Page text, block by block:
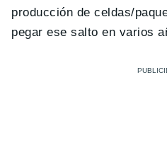
producción de celdas/
pegar ese salto en varios